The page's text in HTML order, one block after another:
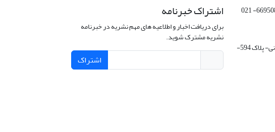
خیابان انقلاب- خیابان قدس- ابتدای خ طالقانی- پلاک 594-
اشتراک خبرنامه
برای دریافت اخبار و اطلاعیه های مهم نشریه در خبرنامه
نشریه مشترک شوید.
اشتراک